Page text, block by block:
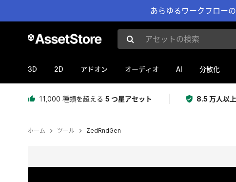
あらゆるワークフロー
アセットの検索
3D 2D アドオン オーディオ AI 分散化
11,000 種類を超える 5 つ星アセット 8.5 万人以
ホーム ツール ZedRndGen